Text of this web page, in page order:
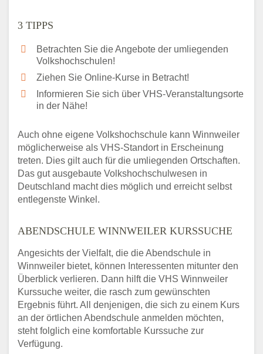
3 TIPPS
Betrachten Sie die Angebote der umliegenden
Volkshochschulen!
Ziehen Sie Online-Kurse in Betracht!
Informieren Sie sich über VHS-Veranstaltungsorte
in der Nähe!
Auch ohne eigene Volkshochschule kann Winnweiler
möglicherweise als VHS-Standort in Erscheinung
treten. Dies gilt auch für die umliegenden Ortschaften.
Das gut ausgebaute Volkshochschulwesen in
Deutschland macht dies möglich und erreicht selbst
entlegenste Winkel.
ABENDSCHULE WINNWEILER KURSSUCHE
Angesichts der Vielfalt, die die Abendschule in
Winnweiler bietet, können Interessenten mitunter den
Überblick verlieren. Dann hilft die VHS Winnweiler
Kurssuche weiter, die rasch zum gewünschten
Ergebnis führt. All denjenigen, die sich zu einem Kurs
an der örtlichen Abendschule anmelden möchten,
steht folglich eine komfortable Kurssuche zur
Verfügung.